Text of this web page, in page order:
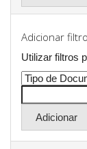
Adicionar
Utilizar filtros